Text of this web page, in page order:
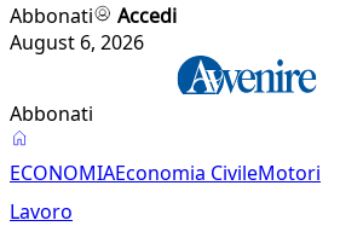
Abbonati
Accedi
August 6, 2026
Abbonati
Economia
ECONOMIAEconomia CivileMotori
Lavoro